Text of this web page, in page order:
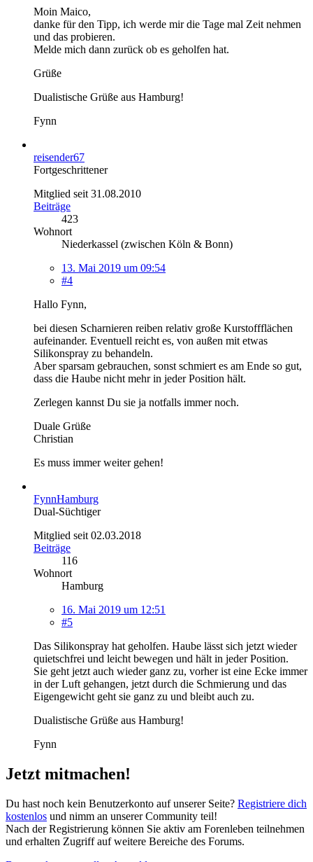
Moin Maico,
danke für den Tipp, ich werde mir die Tage mal Zeit nehmen
und das probieren.
Melde mich dann zurück ob es geholfen hat.
Grüße
Dualistische Grüße aus Hamburg!
Fynn
reisender67
Fortgeschrittener
Mitglied seit 31.08.2010
Beiträge
423
Wohnort
Niederkassel (zwischen Köln & Bonn)
13. Mai 2019 um 09:54
#4
Hallo Fynn,
bei diesen Scharnieren reiben relativ große Kurstoffflächen
aufeinander. Eventuell reicht es, von außen mit etwas
Silikonspray zu behandeln.
Aber sparsam gebrauchen, sonst schmiert es am Ende so gut,
dass die Haube nicht mehr in jeder Position hält.
Zerlegen kannst Du sie ja notfalls immer noch.
Duale Grüße
Christian
Es muss immer weiter gehen!
FynnHamburg
Dual-Süchtiger
Mitglied seit 02.03.2018
Beiträge
116
Wohnort
Hamburg
16. Mai 2019 um 12:51
#5
Das Silikonspray hat geholfen. Haube lässt sich jetzt wieder
quietschfrei und leicht bewegen und hält in jeder Position.
Sie geht jetzt auch wieder ganz zu, vorher ist eine Ecke immer
in der Luft gehangen, jetzt durch die Schmierung und das
Eigengewicht geht sie ganz zu und bleibt auch zu.
Dualistische Grüße aus Hamburg!
Fynn
Jetzt mitmachen!
Du hast noch kein Benutzerkonto auf unserer Seite? Registriere dich
kostenlos und nimm an unserer Community teil!
Nach der Registrierung können Sie aktiv am Forenleben teilnehmen
und erhalten Zugriff auf weitere Bereiche des Forums.